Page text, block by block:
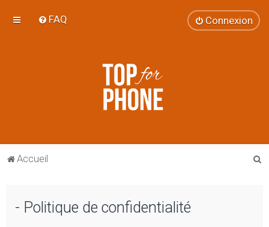
FAQ Connexion
Accueil
- Politique de confidentialité